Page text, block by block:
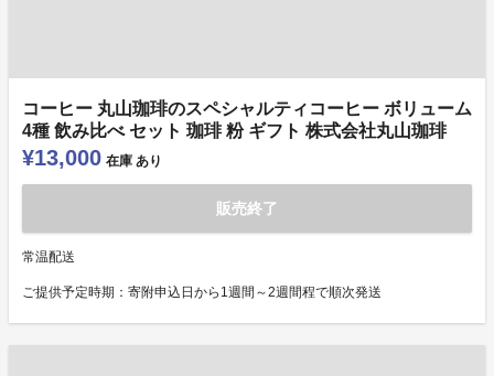
コーヒー 丸山珈琲のスペシャルティコーヒー ボリューム
4種 飲み比べ セット 珈琲 粉 ギフト 株式会社丸山珈琲
¥13,000 在庫 あり
販売終了
常温配送
ご提供予定時期：寄附申込日から1週間～2週間程で順次発送